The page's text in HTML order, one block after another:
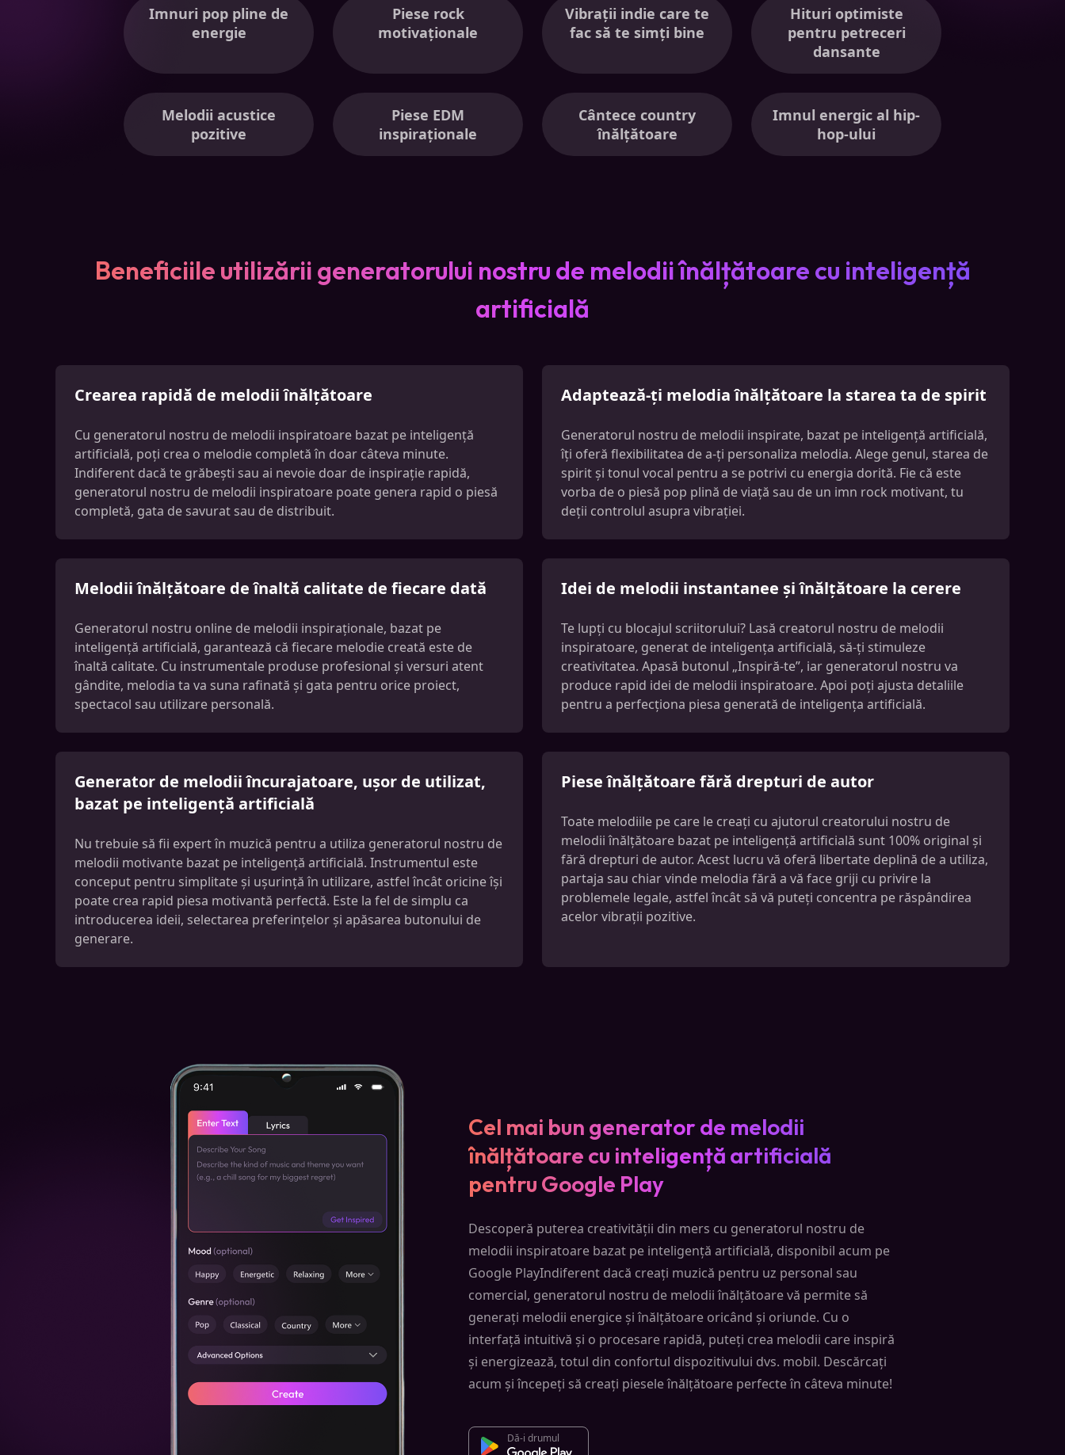
Imnuri pop pline de
energie
Piese rock
motivaționale
Vibrații indie care te
fac să te simți bine
Hituri optimiste
pentru petreceri
dansante
Melodii acustice
pozitive
Piese EDM
inspiraționale
Cântece country
înălțătoare
Imnul energic al hip-
hop-ului
Beneficiile utilizării generatorului nostru de melodii înălțătoare cu inteligență
artificială
Crearea rapidă de melodii înălțătoare
Cu generatorul nostru de melodii inspiratoare bazat pe inteligență
artificială, poți crea o melodie completă în doar câteva minute.
Indiferent dacă te grăbești sau ai nevoie doar de inspirație rapidă,
generatorul nostru de melodii inspiratoare poate genera rapid o piesă
completă, gata de savurat sau de distribuit.
Adaptează-ți melodia înălțătoare la starea ta de spirit
Generatorul nostru de melodii inspirate, bazat pe inteligență artificială,
îți oferă flexibilitatea de a-ți personaliza melodia. Alege genul, starea de
spirit și tonul vocal pentru a se potrivi cu energia dorită. Fie că este
vorba de o piesă pop plină de viață sau de un imn rock motivant, tu
deții controlul asupra vibrației.
Melodii înălțătoare de înaltă calitate de fiecare dată
Generatorul nostru online de melodii inspiraționale, bazat pe
inteligență artificială, garantează că fiecare melodie creată este de
înaltă calitate. Cu instrumentale produse profesional și versuri atent
gândite, melodia ta va suna rafinată și gata pentru orice proiect,
spectacol sau utilizare personală.
Idei de melodii instantanee și înălțătoare la cerere
Te lupți cu blocajul scriitorului? Lasă creatorul nostru de melodii
inspiratoare, generat de inteligența artificială, să-ți stimuleze
creativitatea. Apasă butonul „Inspiră-te”, iar generatorul nostru va
produce rapid idei de melodii inspiratoare. Apoi poți ajusta detaliile
pentru a perfecționa piesa generată de inteligența artificială.
Generator de melodii încurajatoare, ușor de utilizat,
bazat pe inteligență artificială
Nu trebuie să fii expert în muzică pentru a utiliza generatorul nostru de
melodii motivante bazat pe inteligență artificială. Instrumentul este
conceput pentru simplitate și ușurință în utilizare, astfel încât oricine își
poate crea rapid piesa motivantă perfectă. Este la fel de simplu ca
introducerea ideii, selectarea preferințelor și apăsarea butonului de
generare.
Piese înălțătoare fără drepturi de autor
Toate melodiile pe care le creați cu ajutorul creatorului nostru de
melodii înălțătoare bazat pe inteligență artificială sunt 100% original și
fără drepturi de autor. Acest lucru vă oferă libertate deplină de a utiliza,
partaja sau chiar vinde melodia fără a vă face griji cu privire la
problemele legale, astfel încât să vă puteți concentra pe răspândirea
acelor vibrații pozitive.
Cel mai bun generator de melodii
înălțătoare cu inteligență artificială
pentru Google Play
Descoperă puterea creativității din mers cu generatorul nostru de
melodii inspiratoare bazat pe inteligență artificială, disponibil acum pe
Google PlayIndiferent dacă creați muzică pentru uz personal sau
comercial, generatorul nostru de melodii înălțătoare vă permite să
generați melodii energice și înălțătoare oricând și oriunde. Cu o
interfață intuitivă și o procesare rapidă, puteți crea melodii care inspiră
și energizează, totul din confortul dispozitivului dvs. mobil. Descărcați
acum și începeți să creați piesele înălțătoare perfecte în câteva minute!
Dă-i drumul